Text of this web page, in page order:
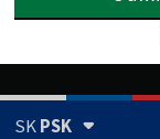
SKPSK